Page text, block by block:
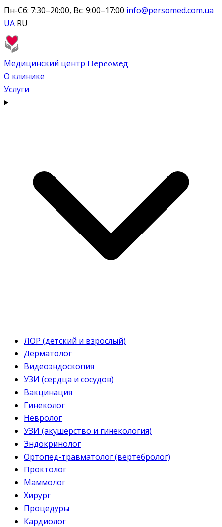
Пн-Сб: 7:30–20:00, Вс: 9:00–17:00 info@persomed.com.ua
UA RU
Медицинский центр Персомед
О клинике
Услуги
ЛОР (детский и взрослый)
Дерматолог
Видеоэндоскопия
УЗИ (сердца и сосудов)
Вакцинация
Гинеколог
Невролог
УЗИ (акушерство и гинекология)
Эндокринолог
Ортопед-травматолог (вертебролог)
Проктолог
Маммолог
Хирург
Процедуры
Кардиолог